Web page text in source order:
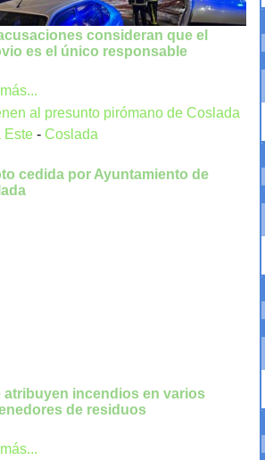
consideran que el
es el único responsable
al presunto pirómano de Coslada
Este - Coslada
atribuyen incendios en varios
de residuos